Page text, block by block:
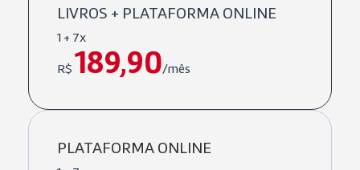
LIVROS + PLATAFORMA ONLINE
1 + 7x
R$ 189,90/mês
PLATAFORMA ONLINE